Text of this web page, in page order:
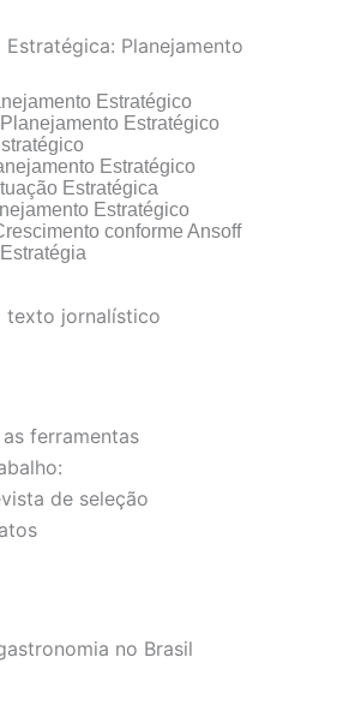
Planejamento
Estratégico
Estratégico
Estratégico
Estratégica
Estratégico
conforme Ansoff
texto jornalístico
ferramentas
de seleção
no Brasil